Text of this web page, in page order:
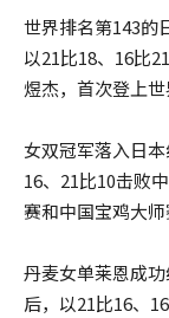
世界排名第143的
以21比18、16比
煜杰，首次登上世
女双冠军落入日
16、21比10击败
赛和中国宝鸡大师
丹麦女单莱恩成
后，以21比16、